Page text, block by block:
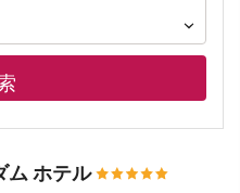
ム ホテル